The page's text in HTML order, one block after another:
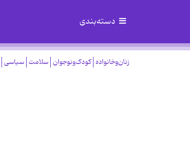
دسته‌بندی
زنان‌وخانواده کودک‌ونوجوان سلامت سیاسی